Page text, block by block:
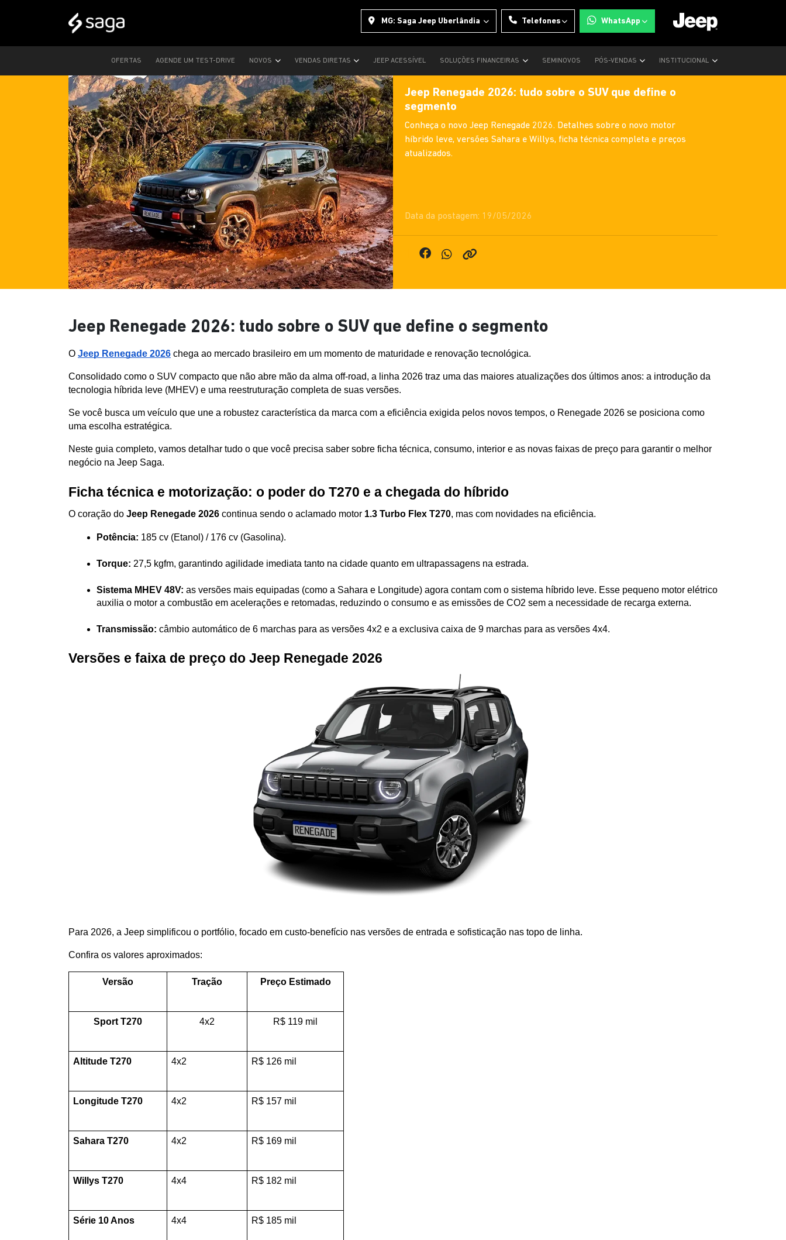
MG: Saga Jeep Uberlândia Telefones WhatsApp
OFERTAS AGENDE UM TEST-DRIVE NOVOS VENDAS DIRETAS JEEP ACESSÍVEL SOLUÇÕES FINANCEIRAS SEMINOVOS PÓS-VENDAS INSTITUCIONAL
Jeep Renegade 2026: tudo sobre o SUV que define o
segmento
Conheça o novo Jeep Renegade 2026. Detalhes sobre o novo motor
híbrido leve, versões Sahara e Willys, ficha técnica completa e preços
atualizados.
Data da postagem: 19/05/2026
Jeep Renegade 2026: tudo sobre o SUV que define o segmento
O Jeep Renegade 2026 chega ao mercado brasileiro em um momento de maturidade e renovação tecnológica.
Consolidado como o SUV compacto que não abre mão da alma off-road, a linha 2026 traz uma das maiores atualizações dos últimos anos: a introdução da
tecnologia híbrida leve (MHEV) e uma reestruturação completa de suas versões.
Se você busca um veículo que une a robustez característica da marca com a eficiência exigida pelos novos tempos, o Renegade 2026 se posiciona como
uma escolha estratégica.
Neste guia completo, vamos detalhar tudo o que você precisa saber sobre ficha técnica, consumo, interior e as novas faixas de preço para garantir o melhor
negócio na Jeep Saga.
Ficha técnica e motorização: o poder do T270 e a chegada do híbrido
O coração do Jeep Renegade 2026 continua sendo o aclamado motor 1.3 Turbo Flex T270, mas com novidades na eficiência.
Potência: 185 cv (Etanol) / 176 cv (Gasolina).
Torque: 27,5 kgfm, garantindo agilidade imediata tanto na cidade quanto em ultrapassagens na estrada.
Sistema MHEV 48V: as versões mais equipadas (como a Sahara e Longitude) agora contam com o sistema híbrido leve. Esse pequeno motor elétrico
auxilia o motor a combustão em acelerações e retomadas, reduzindo o consumo e as emissões de CO2 sem a necessidade de recarga externa.
Transmissão: câmbio automático de 6 marchas para as versões 4x2 e a exclusiva caixa de 9 marchas para as versões 4x4.
Versões e faixa de preço do Jeep Renegade 2026
Para 2026, a Jeep simplificou o portfólio, focado em custo-benefício nas versões de entrada e sofisticação nas topo de linha.
Confira os valores aproximados:
Versão Tração Preço Estimado
Sport T270 4x2 R$ 119 mil
Altitude T270 4x2 R$ 126 mil
Longitude T270 4x2 R$ 157 mil
Sahara T270 4x2 R$ 169 mil
Willys T270 4x4 R$ 182 mil
Série 10 Anos 4x4 R$ 185 mil